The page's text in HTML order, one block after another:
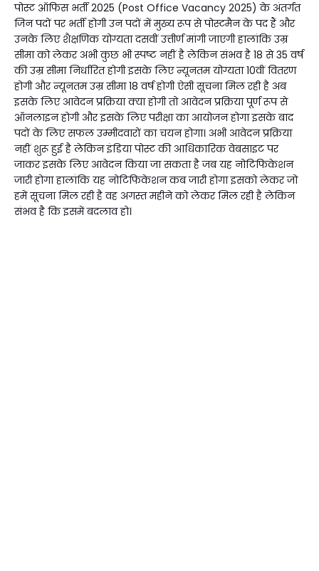
पोस्ट ऑफिस भर्ती 2025 (Post Office Vacancy 2025) के अंतर्गत
जिन पदों पर भर्ती होगी उन पदों में मुख्य रूप से पोस्टमैन के पद हैं और
उनके लिए शैक्षणिक योग्यता दसवीं उत्तीर्ण मांगी जाएगी हालांकि उम्र
सीमा को लेकर अभी कुछ भी स्पष्ट नहीं है लेकिन संभव है 18 से 35 वर्ष
की उम्र सीमा निर्धारित होगी इसके लिए न्यूनतम योग्यता 10वीं वितरण
होगी और न्यूनतम उम्र सीमा 18 वर्ष होगी ऐसी सूचना मिल रही है अब
इसके लिए आवेदन प्रक्रिया क्या होगी तो आवेदन प्रक्रिया पूर्ण रूप से
ऑनलाइन होगी और इसके लिए परीक्षा का आयोजन होगा इसके बाद
पदों के लिए सफल उम्मीदवारों का चयन होगा। अभी आवेदन प्रक्रिया
नहीं शुरू हुई है लेकिन इंडिया पोस्ट की आधिकारिक वेबसाइट पर
जाकर इसके लिए आवेदन किया जा सकता है जब यह नोटिफिकेशन
जारी होगा हालांकि यह नोटिफिकेशन कब जारी होगा इसको लेकर जो
हमें सूचना मिल रही है वह अगस्त महीने को लेकर मिल रही है लेकिन
संभव है कि इसमें बदलाव हो।